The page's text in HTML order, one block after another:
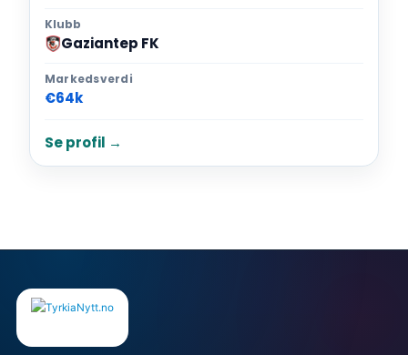
Klubb
Gaziantep FK
Markedsverdi
€64k
Se profil →